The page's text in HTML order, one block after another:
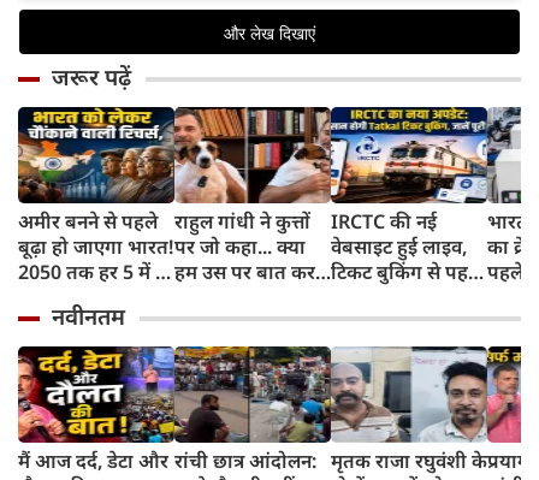
जरूर पढ़ें
अमीर बनने से पहले
बूढ़ा हो जाएगा भारत!
2050 तक हर 5 में 1
साल से ज्यादा उम्र का
राहुल गांधी ने कुत्तों
पर जो कहा... क्या
हम उस पर बात कर
IRCTC की नई
वेबसाइट हुई लाइव,
टिकट बुकिंग से पहले
काम, जानें पूरा
तरीका
भारत
का
पहले
और
नवीनतम
मैं आज दर्द, डेटा और रांची छात्र आंदोलन: मृतक राजा रघुवंशी के